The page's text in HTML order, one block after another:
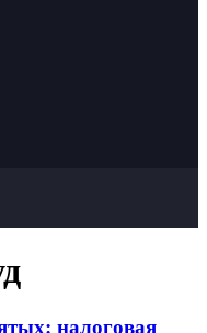
налоговая